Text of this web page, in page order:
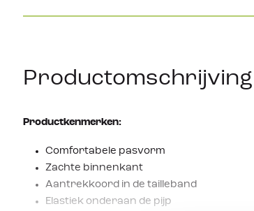
Productomschrijving
Productkenmerken:
Comfortabele pasvorm
Zachte binnenkant
Aantrekkoord in de tailleband
Elastiek onderaan de pijp